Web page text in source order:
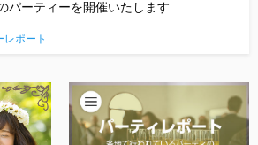
パーティーを開催いたします
レポート